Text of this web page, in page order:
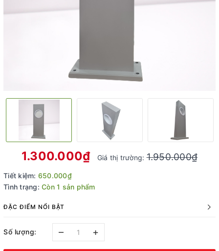
1.300.000₫ Giá thị trường:1.950.000₫
Tiết kiệm: 650.000₫
Tình trạng: Còn 1 sản phẩm
ĐẶC ĐIỂM NỔI BẬT
Số lượng: – +